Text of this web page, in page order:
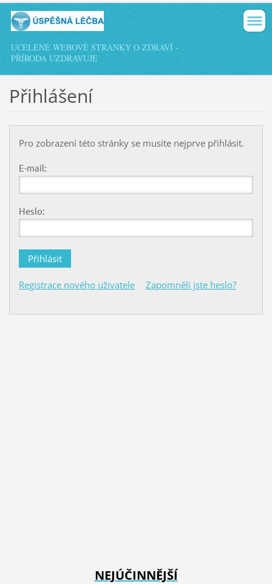
UCELENÉ WEBOVÉ STRÁNKY O ZDRAVÍ -
PŘÍRODA UZDRAVUJE
Přihlášení
Pro zobrazení této stránky se musíte nejprve přihlásit.
E-mail:
Heslo:
Registrace nového uživatele Zapomněli jste heslo?
NEJÚČINNĚJŠÍ